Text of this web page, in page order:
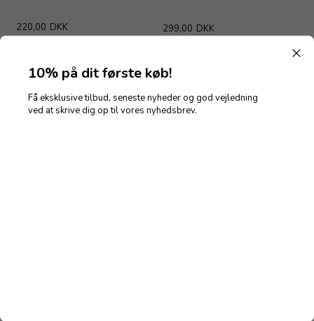
220,00 DKK 299,00 DKK
10% på dit første køb!
Få eksklusive tilbud, seneste nyheder og god vejledning
ved at skrive dig op til vores nyhedsbrev.